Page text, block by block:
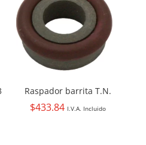
Raspador barrita T.N.
$433.84 I.V.A. Incluido